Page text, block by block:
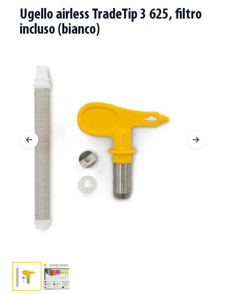
Ugello airless TradeTip 3 625, filtro
incluso (bianco)